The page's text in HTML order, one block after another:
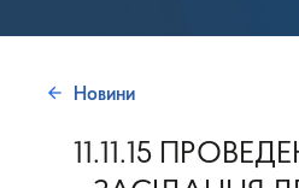
Новини
11.11.15